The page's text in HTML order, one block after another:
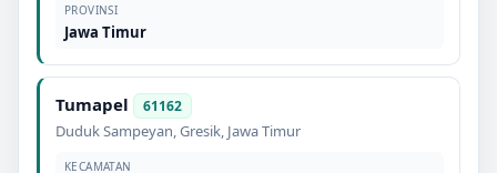
PROVINSI
Jawa Timur
Tumapel 61162
Duduk Sampeyan,Gresik, Jawa Timur
KECAMATAN